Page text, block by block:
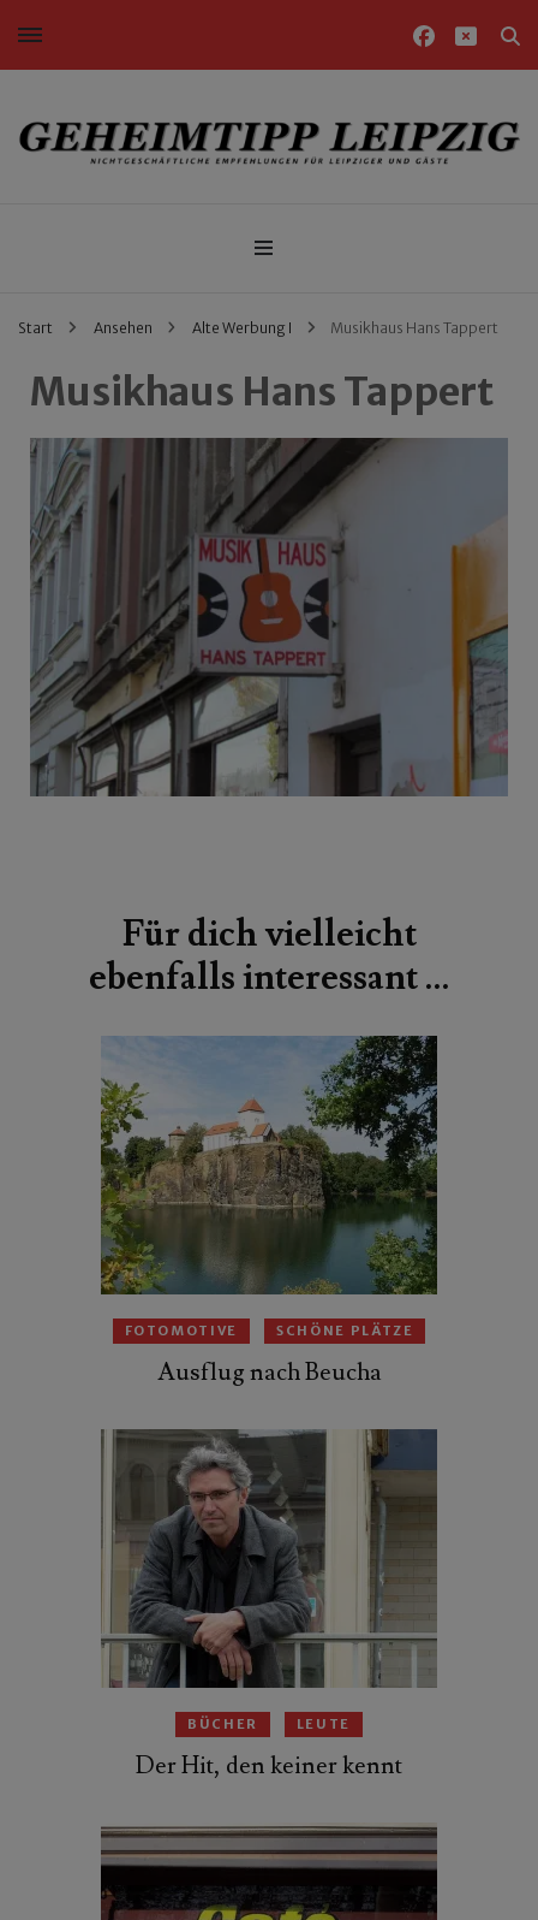
Nichtgeschäftliche Empfehlungen für Leipziger und Gäste
Start Ansehen Alte Werbung I Musikhaus Hans Tappert
Musikhaus Hans Tappert
Für dich vielleicht
ebenfalls interessant …
FOTOMOTIVE SCHÖNE PLÄTZE
Ausflug nach Beucha
BÜCHER LEUTE
Der Hit, den keiner kennt